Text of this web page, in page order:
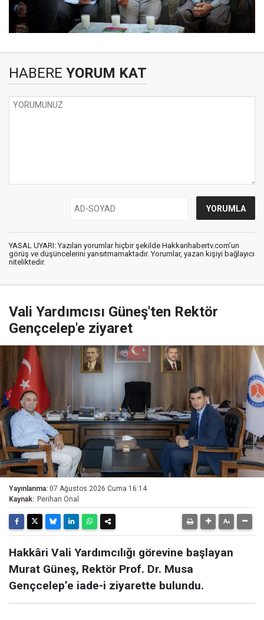
HABERE YORUM KAT
YASAL UYARI: Yazılan yorumlar hiçbir şekilde Hakkarihabertv.com’un
görüş ve düşüncelerini yansıtmamaktadır. Yorumlar, yazan kişiyi bağlayıcı
niteliktedir.
Vali Yardımcısı Güneş'ten Rektör
Gençcelep'e ziyaret
Yayınlanma: 07 Ağustos 2026 Cuma 16:14
Kaynak: Perihan Önal
Hakkâri Vali Yardımcılığı görevine başlayan
Murat Güneş, Rektör Prof. Dr. Musa
Gençcelep’e iade-i ziyarette bulundu.